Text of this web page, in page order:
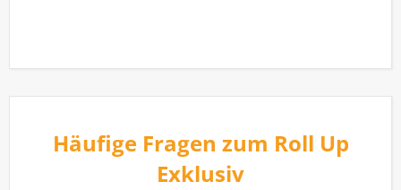
Häufige Fragen zum Roll Up
Exklusiv